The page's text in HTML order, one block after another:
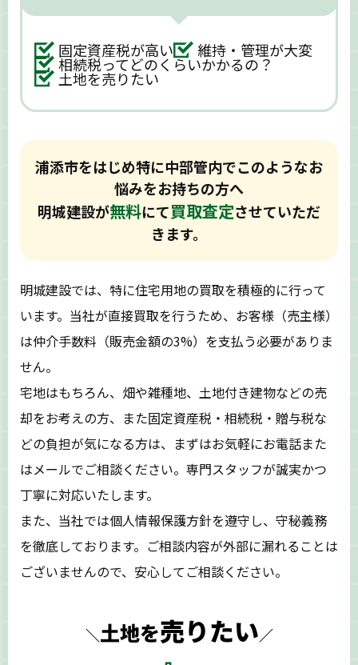
固定資産税が高い 維持・管理が大変
相続税ってどのくらいかかるの？
土地を売りたい
浦添市をはじめ特に中部管内でこのようなお
悩みをお持ちの方へ
明城建設が無料にて買取査定させていただ
きます。
明城建設では、特に住宅用地の買取を積極的に行って
います。当社が直接買取を行うため、お客様（売主様）
は仲介手数料（販売金額の3%）を支払う必要がありま
せん。
宅地はもちろん、畑や雑種地、土地付き建物などの売
却をお考えの方、また固定資産税・相続税・贈与税な
どの負担が気になる方は、まずはお気軽にお電話また
はメールでご相談ください。専門スタッフが誠実かつ
丁寧に対応いたします。
また、当社では個人情報保護方針を遵守し、守秘義務
を徹底しております。ご相談内容が外部に漏れることは
ございませんので、安心してご相談ください。